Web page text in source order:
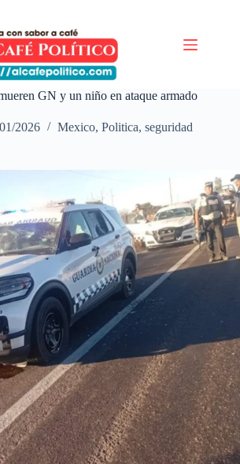
GN y un niño en ataque armado
2026 Mexico, Politica, seguridad